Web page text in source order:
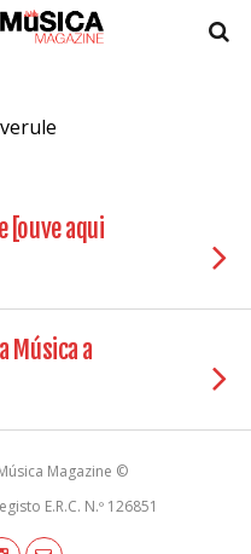
[ouve aqui
Música a
Magazine ©
E.R.C. N.º 126851